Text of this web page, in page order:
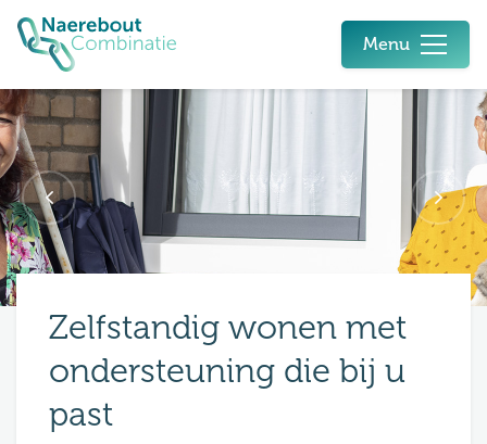
Menu
Zelfstandig wonen met
ondersteuning die bij u
past